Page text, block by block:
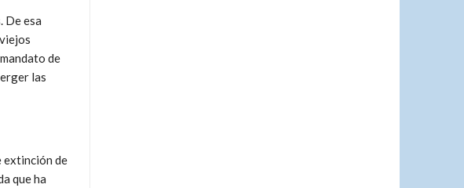
De esa
de
las
extinción de
que ha